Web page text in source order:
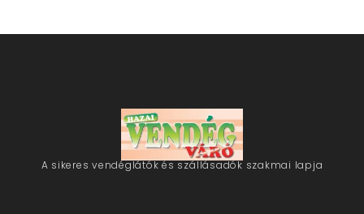
A sikeres vendéglátók és szállásadók szakmai lapja